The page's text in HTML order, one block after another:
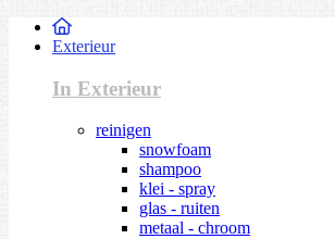
Exterieur
In Exterieur
reinigen
snowfoam
shampoo
klei - spray
glas - ruiten
metaal - chroom